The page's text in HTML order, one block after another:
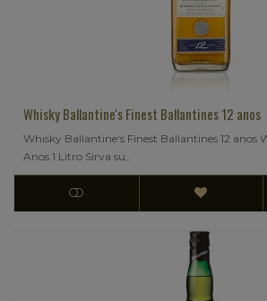
Whisky Ballantine's Finest Ballantines 12 anos
Whisky Ballantine's Finest Ballantines 12 anos
Anos 1 Litro Sirva su..